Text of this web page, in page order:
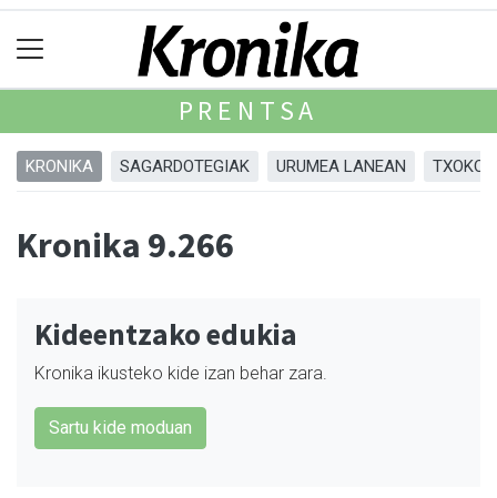
PRENTSA
KRONIKA SAGARDOTEGIAK URUMEA LANEAN
Kronika 9.266
Kideentzako edukia
Kronika ikusteko kide izan behar zara.
Sartu kide moduan